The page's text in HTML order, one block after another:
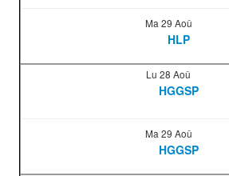
Ma 29 Aoû
HLP
Lu 28 Aoû
HGGSP
Ma 29 Aoû
HGGSP